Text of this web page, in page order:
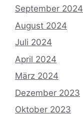
September 2024
August 2024
Juli 2024
April 2024
März 2024
Dezember 2023
Oktober 2023